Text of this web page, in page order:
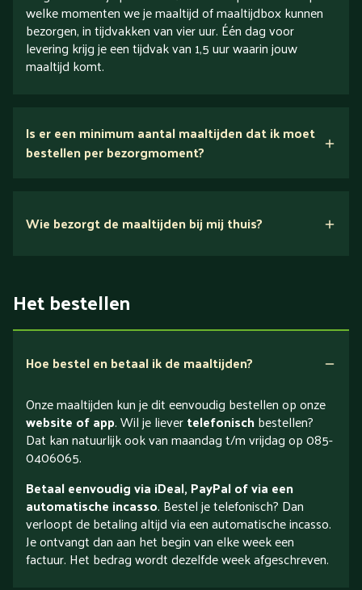
welke momenten we je maaltijd of maaltijdbox kunnen
bezorgen, in tijdvakken van vier uur. Één dag voor
levering krijg je een tijdvak van 1,5 uur waarin jouw
maaltijd komt.
Is er een minimum aantal maaltijden dat ik moet
bestellen per bezorgmoment?
Wie bezorgt de maaltijden bij mij thuis?
Het bestellen
Hoe bestel en betaal ik de maaltijden?
Onze maaltijden kun je dit eenvoudig bestellen op onze
website of app. Wil je lievertelefonischbestellen?
Dat kan natuurlijk ook van maandag t/m vrijdag op 085-
0406065.
Betaal eenvoudig via iDeal, PayPal of via een
automatische incasso. Bestel je telefonisch? Dan
verloopt de betaling altijd via een automatische incasso.
Je ontvangt dan aan het begin van elke week een
factuur. Het bedrag wordt dezelfde week afgeschreven.